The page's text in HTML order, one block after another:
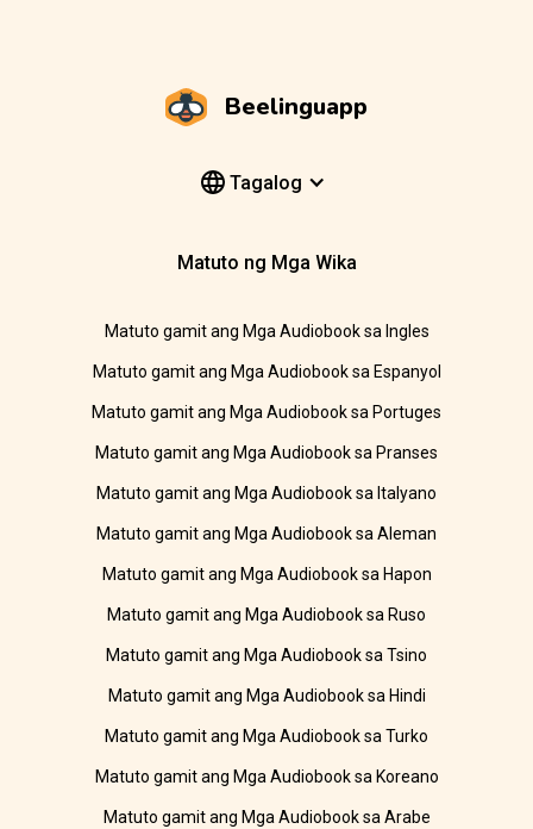
Beelinguapp
Tagalog
Matuto ng Mga Wika
Matuto gamit ang Mga Audiobook sa Ingles
Matuto gamit ang Mga Audiobook sa Espanyol
Matuto gamit ang Mga Audiobook sa Portuges
Matuto gamit ang Mga Audiobook sa Pranses
Matuto gamit ang Mga Audiobook sa Italyano
Matuto gamit ang Mga Audiobook sa Aleman
Matuto gamit ang Mga Audiobook sa Hapon
Matuto gamit ang Mga Audiobook sa Ruso
Matuto gamit ang Mga Audiobook sa Tsino
Matuto gamit ang Mga Audiobook sa Hindi
Matuto gamit ang Mga Audiobook sa Turko
Matuto gamit ang Mga Audiobook sa Koreano
Matuto gamit ang Mga Audiobook sa Arabe